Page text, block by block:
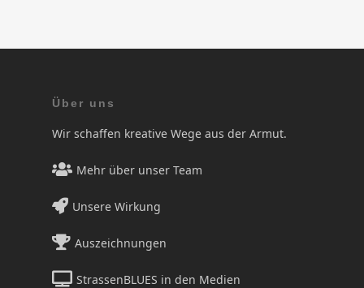
Über uns
Wir schaffen kreative Wege aus der Armut.
Mehr über unser Team
Unsere Wirkung
Auszeichnungen
StrassenBLUES in den Medien